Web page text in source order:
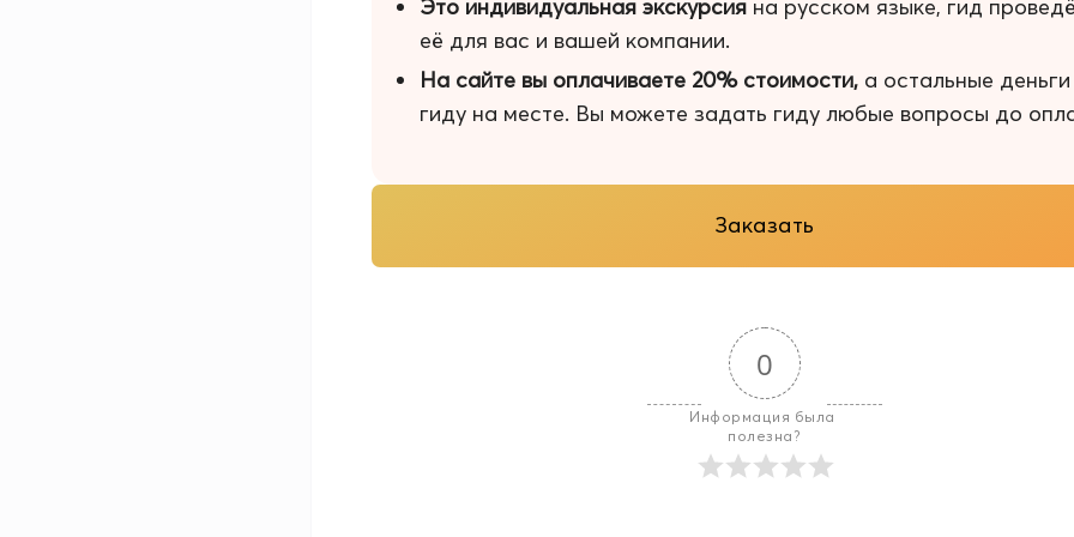
Это индивидуальная экскурсия на русском языке, гид
её для вас и вашей компании.
На сайте вы оплачиваете 20% стоимости, а остальные
гиду на месте. Вы можете задать гиду любые вопросы до
Заказать
0
Информация была
полезна?